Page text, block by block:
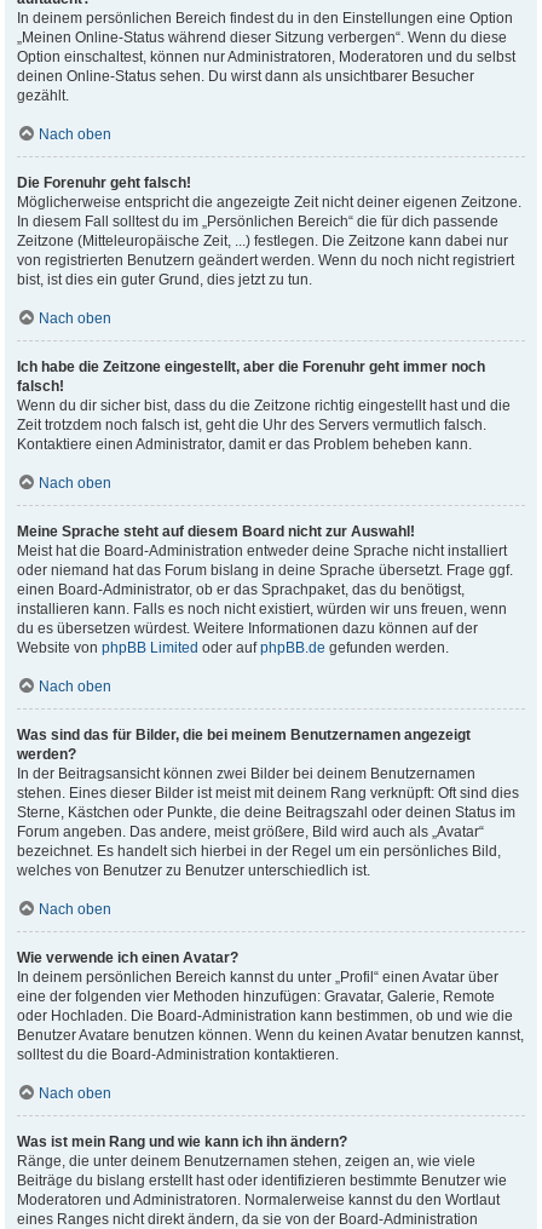
In deinem persönlichen Bereich findest du in den Einstellungen eine Option
„Meinen Online-Status während dieser Sitzung verbergen“. Wenn du diese
Option einschaltest, können nur Administratoren, Moderatoren und du selbst
deinen Online-Status sehen. Du wirst dann als unsichtbarer Besucher
gezählt.
Nach oben
Die Forenuhr geht falsch!
Möglicherweise entspricht die angezeigte Zeit nicht deiner eigenen Zeitzone.
In diesem Fall solltest du im „Persönlichen Bereich“ die für dich passende
Zeitzone (Mitteleuropäische Zeit, ...) festlegen. Die Zeitzone kann dabei nur
von registrierten Benutzern geändert werden. Wenn du noch nicht registriert
bist, ist dies ein guter Grund, dies jetzt zu tun.
Nach oben
Ich habe die Zeitzone eingestellt, aber die Forenuhr geht immer noch
falsch!
Wenn du dir sicher bist, dass du die Zeitzone richtig eingestellt hast und die
Zeit trotzdem noch falsch ist, geht die Uhr des Servers vermutlich falsch.
Kontaktiere einen Administrator, damit er das Problem beheben kann.
Nach oben
Meine Sprache steht auf diesem Board nicht zur Auswahl!
Meist hat die Board-Administration entweder deine Sprache nicht installiert
oder niemand hat das Forum bislang in deine Sprache übersetzt. Frage ggf.
einen Board-Administrator, ob er das Sprachpaket, das du benötigst,
installieren kann. Falls es noch nicht existiert, würden wir uns freuen, wenn
du es übersetzen würdest. Weitere Informationen dazu können auf der
Website vonphpBB Limited oder aufphpBB.de gefunden werden.
Nach oben
Was sind das für Bilder, die bei meinem Benutzernamen angezeigt
werden?
In der Beitragsansicht können zwei Bilder bei deinem Benutzernamen
stehen. Eines dieser Bilder ist meist mit deinem Rang verknüpft: Oft sind dies
Sterne, Kästchen oder Punkte, die deine Beitragszahl oder deinen Status im
Forum angeben. Das andere, meist größere, Bild wird auch als „Avatar“
bezeichnet. Es handelt sich hierbei in der Regel um ein persönliches Bild,
welches von Benutzer zu Benutzer unterschiedlich ist.
Nach oben
Wie verwende ich einen Avatar?
In deinem persönlichen Bereich kannst du unter „Profil“ einen Avatar über
eine der folgenden vier Methoden hinzufügen: Gravatar, Galerie, Remote
oder Hochladen. Die Board-Administration kann bestimmen, ob und wie die
Benutzer Avatare benutzen können. Wenn du keinen Avatar benutzen kannst,
solltest du die Board-Administration kontaktieren.
Nach oben
Was ist mein Rang und wie kann ich ihn ändern?
Ränge, die unter deinem Benutzernamen stehen, zeigen an, wie viele
Beiträge du bislang erstellt hast oder identifizieren bestimmte Benutzer wie
Moderatoren und Administratoren. Normalerweise kannst du den Wortlaut
eines Ranges nicht direkt ändern, da sie von der Board-Administration